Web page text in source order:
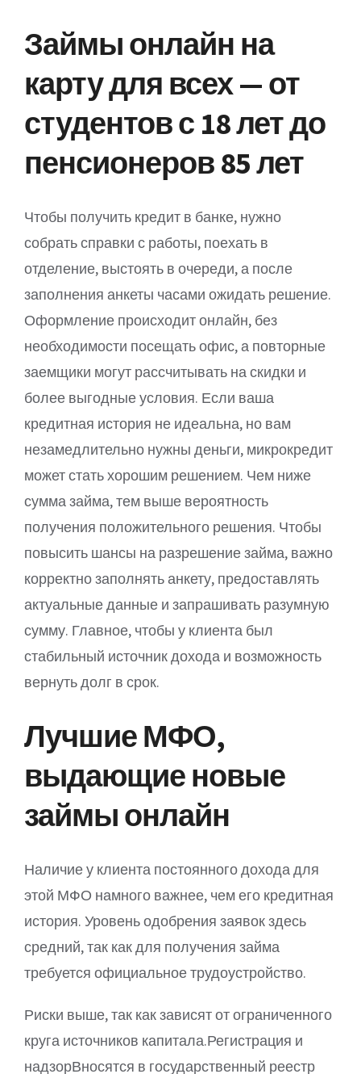
Займы онлайн на
карту для всех — от
студентов с 18 лет до
пенсионеров 85 лет
Чтобы получить кредит в банке, нужно
собрать справки с работы, поехать в
отделение, выстоять в очереди, а после
заполнения анкеты часами ожидать решение.
Оформление происходит онлайн, без
необходимости посещать офис, а повторные
заемщики могут рассчитывать на скидки и
более выгодные условия. Если ваша
кредитная история не идеальна, но вам
незамедлительно нужны деньги, микрокредит
может стать хорошим решением. Чем ниже
сумма займа, тем выше вероятность
получения положительного решения. Чтобы
повысить шансы на разрешение займа, важно
корректно заполнять анкету, предоставлять
актуальные данные и запрашивать разумную
сумму. Главное, чтобы у клиента был
стабильный источник дохода и возможность
вернуть долг в срок.
Лучшие МФО,
выдающие новые
займы онлайн
Наличие у клиента постоянного дохода для
этой МФО намного важнее, чем его кредитная
история. Уровень одобрения заявок здесь
средний, так как для получения займа
требуется официальное трудоустройство.
Риски выше, так как зависят от ограниченного
круга источников капитала.Регистрация и
надзорВносятся в государственный реестр